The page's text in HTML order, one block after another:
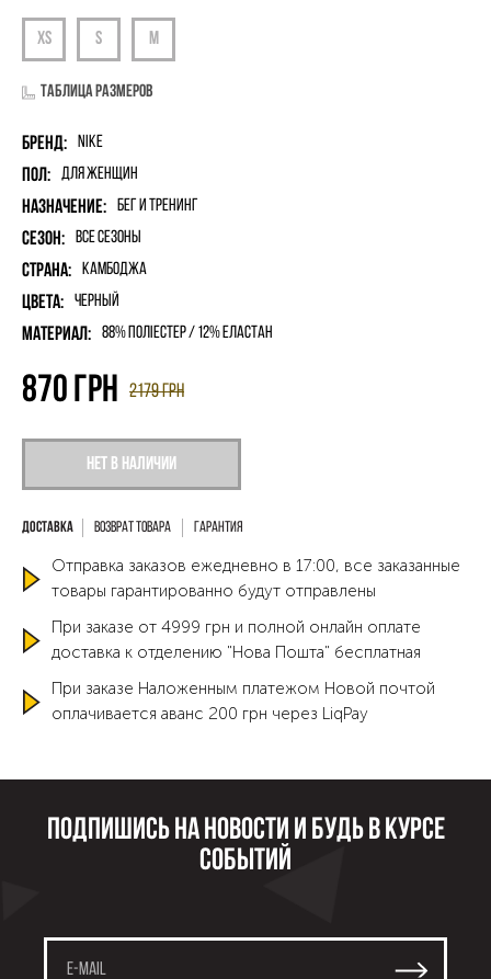
Таблица размеров
Бренд: Nike
Пол: для женщин
Назначение: Бег и Тренинг
Сезон: Все сезоны
Страна: Камбоджа
Цвета: Черный
Материал: 88% поліестер / 12% еластан
Нет в наличии
2179грн
870 грн
Возврат товара Гарантия
Отправка заказов ежедневно в 17:00, все заказанные
товары гарантированно будут отправлены
При заказе от 4999 грн и полной онлайн оплате
доставка к отделению "Нова Пошта" бесплатная
При заказе Наложенным платежом Новой почтой
оплачивается аванс 200 грн через LiqPay
Подпишись на новости и будь в курсе
событий